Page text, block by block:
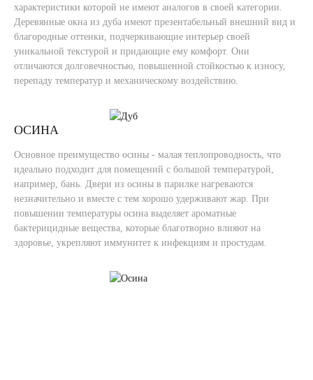
характеристики которой не имеют аналогов в своей категории.
Деревянные окна из дуба имеют презентабельный внешний вид и
благородные оттенки, подчеркивающие интерьер своей
уникальной текстурой и придающие ему комфорт. Они
отличаются долговечностью, повышенной стойкостью к износу,
перепаду температур и механическому воздействию.
ОСИНА
Основное преимущество осины - малая теплопроводность, что
идеально подходит для помещений с большой температурой,
например, бань. Двери из осины в парилке нагреваются
незначительно и вместе с тем хорошо удерживают жар. При
повышении температуры осина выделяет ароматные
бактерицидные вещества, которые благотворно влияют на
здоровье, укрепляют иммунитет к инфекциям и простудам.